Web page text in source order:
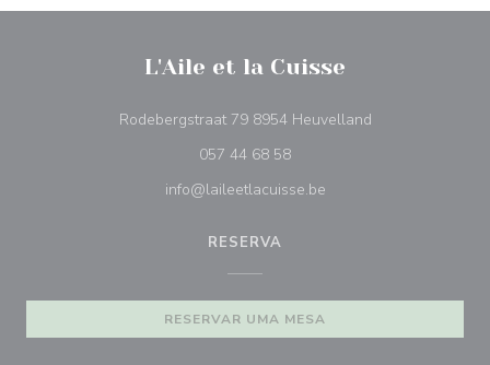
L'Aile et la Cuisse
Rodebergstraat 79 8954 Heuvelland((abre numa
057 44 68 58
info@laileetlacuisse.be
RESERVA
RESERVAR UMA MESA